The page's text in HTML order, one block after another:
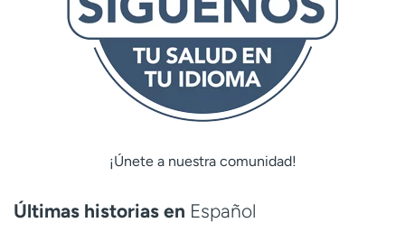
¡Únete a nuestra comunidad!
Últimas historias en Español